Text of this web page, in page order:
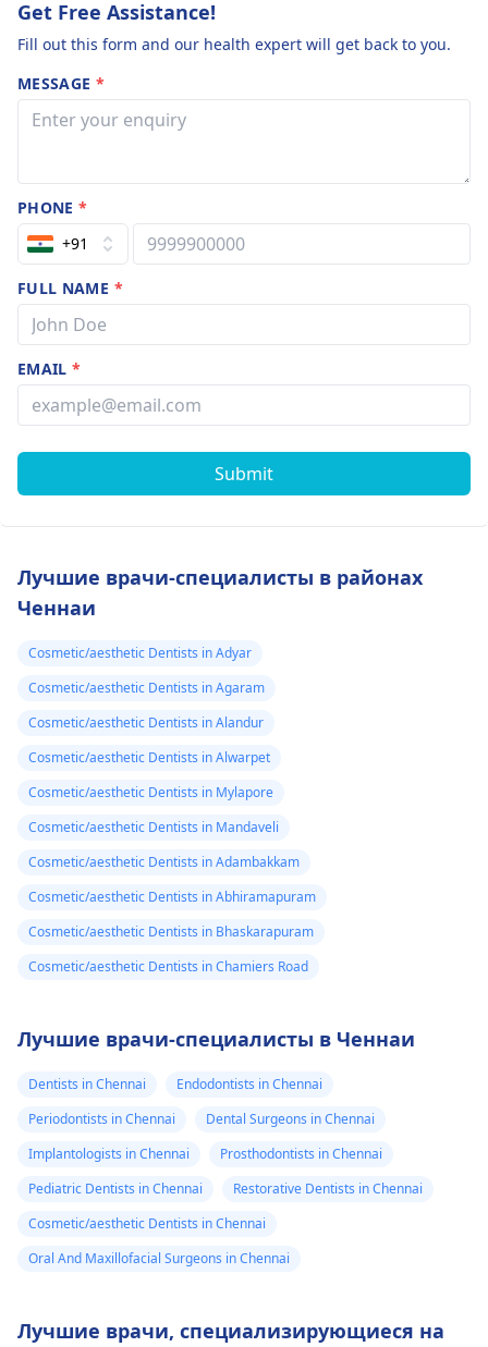
Get Free Assistance!
Fill out this form and our health expert will get back to you.
MESSAGE *
PHONE*
+91
FULL NAME *
EMAIL*
Submit
Лучшие врачи-специалисты в районах
Ченнаи
Cosmetic/aesthetic Dentists in Adyar
Cosmetic/aesthetic Dentists in Agaram
Cosmetic/aesthetic Dentists in Alandur
Cosmetic/aesthetic Dentists in Alwarpet
Cosmetic/aesthetic Dentists in Mylapore
Cosmetic/aesthetic Dentists in Mandaveli
Cosmetic/aesthetic Dentists in Adambakkam
Cosmetic/aesthetic Dentists in Abhiramapuram
Cosmetic/aesthetic Dentists in Bhaskarapuram
Cosmetic/aesthetic Dentists in Chamiers Road
Лучшие врачи-специалисты в Ченнаи
Dentists in Chennai
Endodontists in Chennai
Periodontists in Chennai
Dental Surgeons in Chennai
Implantologists in Chennai
Prosthodontists in Chennai
Pediatric Dentists in Chennai
Restorative Dentists in Chennai
Cosmetic/aesthetic Dentists in Chennai
Oral And Maxillofacial Surgeons in Chennai
Лучшие врачи, специализирующиеся на